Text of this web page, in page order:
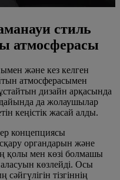
стиль
атмосферасы
және кез келген
атмосферасымен
дизайн арқасында
да жолаушылар
кеңістік жасай алды.
концепциясы
органдарын және
қолы мен көзі болмашы
көзлейді. Осы
тізгіннің